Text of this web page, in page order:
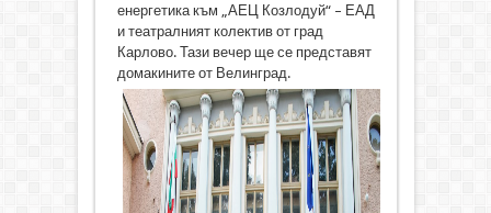
енергетика към „АЕЦ Козлодуй“ – ЕАД
и театралният колектив от град
Карлово. Тази вечер ще се представят
домакините от Велинград.